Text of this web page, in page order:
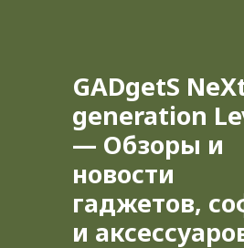
GADgetS
generation
— Обзоры и
новости
гаджетов,
и